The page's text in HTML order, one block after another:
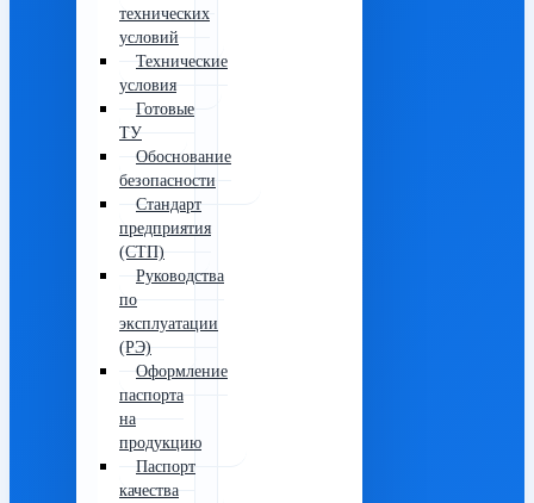
технических
условий
Технические
условия
Готовые
ТУ
Обоснование
безопасности
Стандарт
предприятия
(СТП)
Руководства
по
эксплуатации
(РЭ)
Оформление
паспорта
на
продукцию
Паспорт
качества